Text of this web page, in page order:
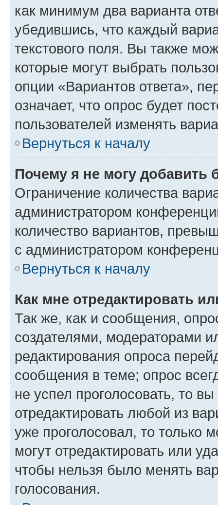
как минимум два варианта
убедившись, что каждый
текстового поля. Вы также
которые могут выбрать
опции «Вариантов ответа»,
означает, что опрос будет
пользователей изменять
Вернуться к началу
Почему я не могу добавить
Ограничение количества
администратором
количество вариантов,
с администратором
Вернуться к началу
Как мне отредактировать
Так же, как и сообщения,
создателями, модераторами
редактирования опроса
сообщения в теме; опрос
не успел проголосовать, то
отредактировать любой из
уже проголосовал, то только
могут отредактировать или
чтобы нельзя было менять
голосования.